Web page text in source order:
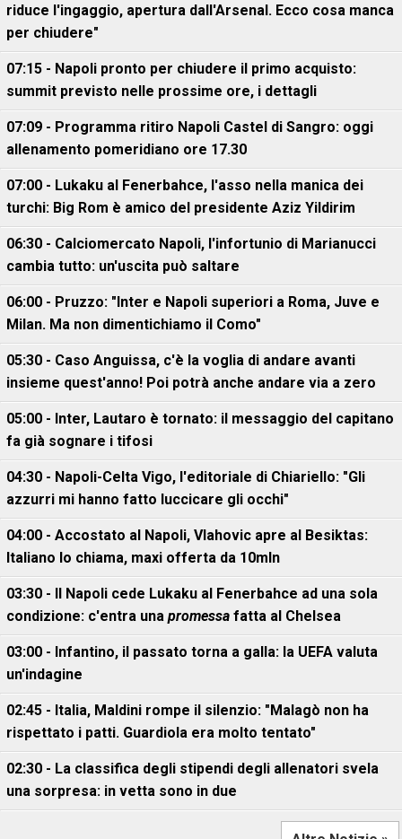
riduce l'ingaggio, apertura dall'Arsenal. Ecco cosa manca
per chiudere"
07:15 - Napoli pronto per chiudere il primo acquisto:
summit previsto nelle prossime ore, i dettagli
07:09 - Programma ritiro Napoli Castel di Sangro: oggi
allenamento pomeridiano ore 17.30
07:00 - Lukaku al Fenerbahce, l'asso nella manica dei
turchi: Big Rom è amico del presidente Aziz Yildirim
06:30 - Calciomercato Napoli, l'infortunio di Marianucci
cambia tutto: un'uscita può saltare
06:00 - Pruzzo: "Inter e Napoli superiori a Roma, Juve e
Milan. Ma non dimentichiamo il Como"
05:30 - Caso Anguissa, c'è la voglia di andare avanti
insieme quest'anno! Poi potrà anche andare via a zero
05:00 - Inter, Lautaro è tornato: il messaggio del capitano
fa già sognare i tifosi
04:30 - Napoli-Celta Vigo, l'editoriale di Chiariello: "Gli
azzurri mi hanno fatto luccicare gli occhi"
04:00 - Accostato al Napoli, Vlahovic apre al Besiktas:
Italiano lo chiama, maxi offerta da 10mln
03:30 - Il Napoli cede Lukaku al Fenerbahce ad una sola
condizione: c'entra una promessa fatta al Chelsea
03:00 - Infantino, il passato torna a galla: la UEFA valuta
un'indagine
02:45 - Italia, Maldini rompe il silenzio: "Malagò non ha
rispettato i patti. Guardiola era molto tentato"
02:30 - La classifica degli stipendi degli allenatori svela
una sorpresa: in vetta sono in due